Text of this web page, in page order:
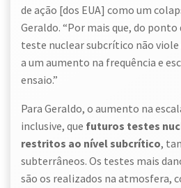
de ação [dos EUA] como um
Geraldo. “Por mais que, do
teste nuclear subcrítico não viole
a um aumento na frequência e
ensaio.”
Para Geraldo, o aumento na
inclusive, que futuros testes
restritos ao nível subcrítico,
subterrâneos. Os testes mais
são os realizados na atmosfera,